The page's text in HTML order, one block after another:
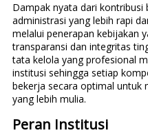
Dampak nyata dari
administrasi yang lebih rapi
melalui penerapan kebijakan
transparansi dan integritas
tata kelola yang profesional
institusi sehingga setiap
bekerja secara optimal untuk
yang lebih mulia.
Peran Institusi